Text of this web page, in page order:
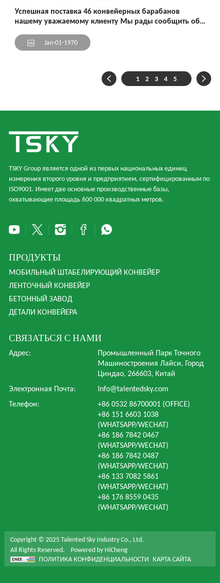
Успешная поставка 46 конвейерных барабанов
нашему уважаемому клиенту Мы рады сообщить об
высококачественных конвейерных барабанов, в
адрес нашего уважаемого клиента.
Jan-01-1970
1 2 3 4 5
TSKY Group является одной из первых национальных единиц
измерения второго уровня и предприятием, сертифицированным по
ISO9001. Имеет две основные производственные базы,
охватывающие площадь 600 000 квадратных метров.
ПРОДУКТЫ
МОБИЛЬНЫЙ ШТАБЕЛИРУЮЩИЙ КОНВЕЙЕР
ЛЕНТОЧНЫЙ КОНВЕЙЕР
БЕТОННЫЙ ЗАВОД
ДЕТАЛИ КОНВЕЙЕРА
СВЯЗАТЬСЯ С НАМИ
Адрес:
Промышленный Парк Точного
Машиностроения Лайси, Город
Циндао, 266603, Китай
Электронная Почта:
Info@talentedsky.com
Телефон:
+86 0532 86700001 (OFFICE)
+86 151 6603 1038
(WHATSAPP/WECHAT)
+86 186 7842 0467
(WHATSAPP/WECHAT)
+86 186 7842 0487
(WHATSAPP/WECHAT)
+86 133 7082 5861
(WHATSAPP/WECHAT)
+86 176 8559 0435
(WHATSAPP/WECHAT)
ПОЛИТИКА КОНФИДЕНЦИАЛЬНОСТИ КАРТА САЙТА
Copyright © 2025 Talented Sky Industry Co., Ltd.
All Rights Reserved.
Powered by HiCheng